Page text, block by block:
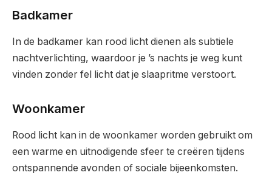
Badkamer
In de badkamer kan rood licht dienen als subtiele
nachtverlichting, waardoor je ’s nachts je weg kunt
vinden zonder fel licht dat je slaapritme verstoort.
Woonkamer
Rood licht kan in de woonkamer worden gebruikt om
een warme en uitnodigende sfeer te creëren tijdens
ontspannende avonden of sociale bijeenkomsten.